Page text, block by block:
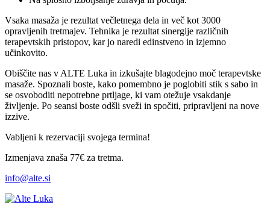
Vsaka masaža je rezultat večletnega dela in več kot 3000
opravljenih tretmajev. Tehnika je rezultat sinergije različnih
terapevtskih pristopov, kar jo naredi edinstveno in izjemno
učinkovito.
Obiščite nas v ALTE Luka in izkušajte blagodejno moč terapevtske
masaže. Spoznali boste, kako pomembno je poglobiti stik s sabo in
se osvoboditi nepotrebne prtljage, ki vam otežuje vsakdanje
življenje. Po seansi boste odšli sveži in spočiti, pripravljeni na nove
izzive.
Vabljeni k rezervaciji svojega termina!
Izmenjava znaša 77€ za tretma.
info@alte.si